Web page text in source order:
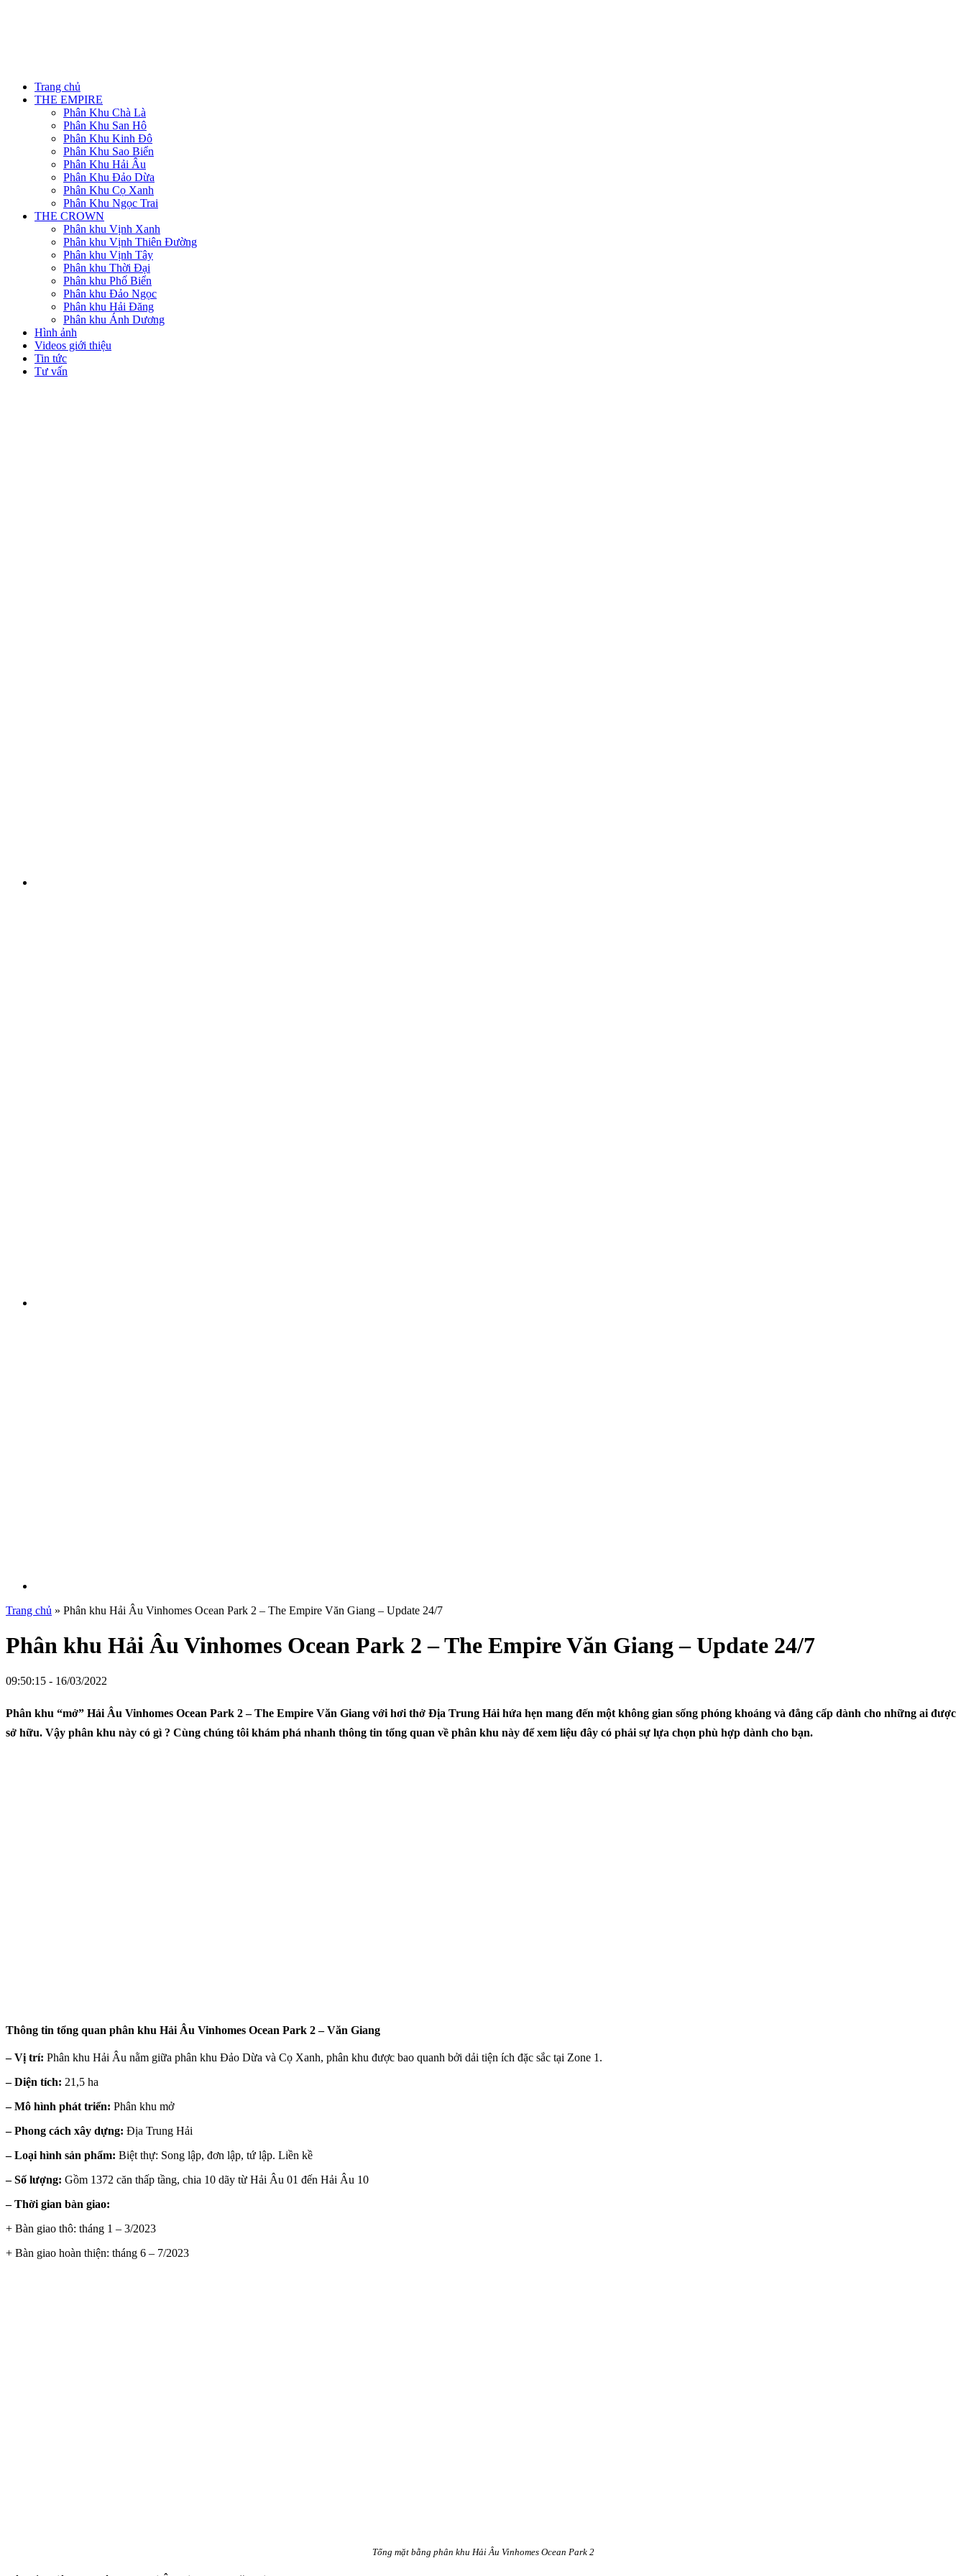
Trang chủ
THE EMPIRE
Phân Khu Chà Là
Phân Khu San Hô
Phân Khu Kinh Đô
Phân Khu Sao Biển
Phân Khu Hải Âu
Phân Khu Đảo Dừa
Phân Khu Cọ Xanh
Phân Khu Ngọc Trai
THE CROWN
Phân khu Vịnh Xanh
Phân khu Vịnh Thiên Đường
Phân khu Vịnh Tây
Phân khu Thời Đại
Phân khu Phố Biển
Phân khu Đảo Ngọc
Phân khu Hải Đăng
Phân khu Ánh Dương
Hình ảnh
Videos giới thiệu
Tin tức
Tư vấn
Trang chủ » Phân khu Hải Âu Vinhomes Ocean Park 2 – The Empire Văn Giang – Update 24/7
Phân khu Hải Âu Vinhomes Ocean Park 2 – The Empire Văn Giang – Update 24/7
09:50:15 - 16/03/2022
Phân khu “mở” Hải Âu Vinhomes Ocean Park 2 – The Empire Văn Giang với hơi thở Địa Trung Hải hứa hẹn mang đến một không gian sống phóng khoáng và đẳng cấp dành cho những ai được
sở hữu. Vậy phân khu này có gì ? Cùng chúng tôi khám phá nhanh thông tin tổng quan về phân khu này để xem liệu đây có phải sự lựa chọn phù hợp dành cho bạn.
Thông tin tổng quan phân khu Hải Âu Vinhomes Ocean Park 2 – Văn Giang
– Vị trí: Phân khu Hải Âu nằm giữa phân khu Đảo Dừa và Cọ Xanh, phân khu được bao quanh bởi dải tiện ích đặc sắc tại Zone 1.
– Diện tích: 21,5 ha
– Mô hình phát triển: Phân khu mở
– Phong cách xây dựng: Địa Trung Hải
– Loại hình sản phẩm: Biệt thự: Song lập, đơn lập, tứ lập. Liền kề
– Số lượng: Gồm 1372 căn thấp tầng, chia 10 dãy từ Hải Âu 01 đến Hải Âu 10
– Thời gian bàn giao:
+ Bàn giao thô: tháng 1 – 3/2023
+ Bàn giao hoàn thiện: tháng 6 – 7/2023
Tổng mặt bằng phân khu Hải Âu Vinhomes Ocean Park 2